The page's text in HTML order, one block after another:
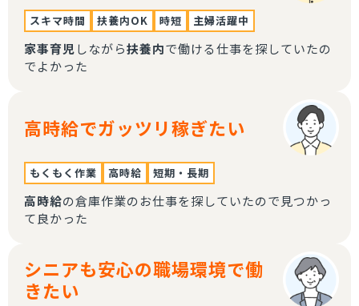
スキマ時間 扶養内OK 時短 主婦活躍中
家事育児しながら扶養内で働ける仕事を探していたの
でよかった
高時給でガッツリ稼ぎたい
もくもく作業 高時給 短期・長期
高時給の倉庫作業のお仕事を探していたので見つかっ
て良かった
シニアも安心の職場環境で働
きたい